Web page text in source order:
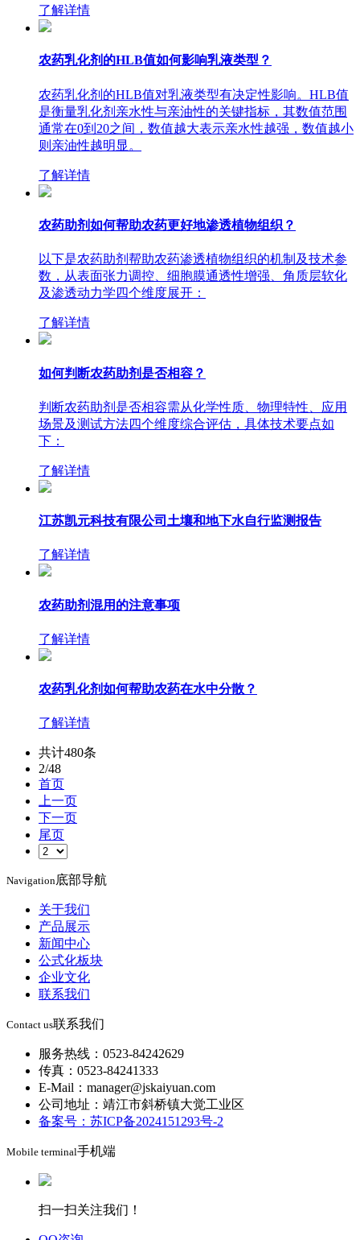
了解详情
农药乳化剂的HLB值如何影响乳液类型？
农药乳化剂的HLB值对乳液类型有决定性影响。HLB值
是衡量乳化剂亲水性与亲油性的关键指标，其数值范围
通常在0到20之间，数值越大表示亲水性越强，数值越小
则亲油性越明显。
了解详情
农药助剂如何帮助农药更好地渗透植物组织？
以下是农药助剂帮助农药渗透植物组织的机制及技术参
数，从表面张力调控、细胞膜通透性增强、角质层软化
及渗透动力学四个维度展开：
了解详情
如何判断农药助剂是否相容？
判断农药助剂是否相容需从化学性质、物理特性、应用
场景及测试方法四个维度综合评估，具体技术要点如
下：
了解详情
江苏凯元科技有限公司土壤和地下水自行监测报告
了解详情
农药助剂混用的注意事项
了解详情
农药乳化剂如何帮助农药在水中分散？
了解详情
共计480条
2/48
首页
上一页
下一页
尾页
Navigation底部导航
关于我们
产品展示
新闻中心
公式化板块
企业文化
联系我们
Contact us联系我们
服务热线：0523-84242629
传真：0523-84241333
E-Mail：manager@jskaiyuan.com
公司地址：靖江市斜桥镇大觉工业区
备案号：苏ICP备2024151293号-2
Mobile terminal手机端
扫一扫关注我们！